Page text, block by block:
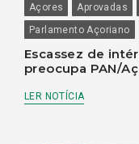
Açores Aprovadas
Parlamento Açoriano
Escassez de
preocupa PAN/
LER NOTÍCIA